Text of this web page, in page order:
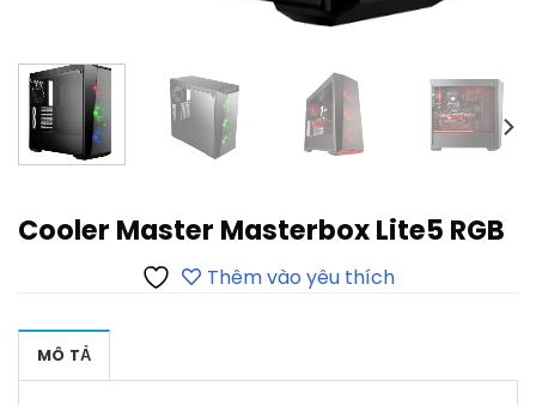
Cooler Master Masterbox Lite5 RGB
Thêm vào yêu thích
MÔ TẢ